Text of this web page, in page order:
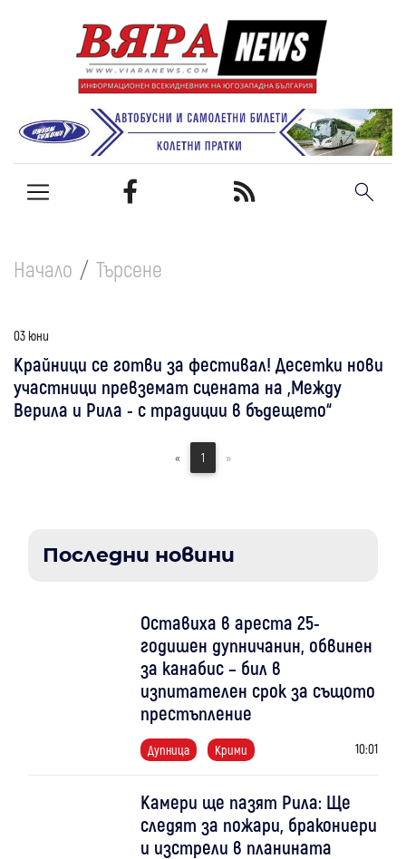
Начало Търсене
03 юни
Крайници се готви за фестивал! Десетки нови
участници превземат сцената на „Между
Верила и Рила - с традиции в бъдещето“
« 1 »
Последни новини
Оставиха в ареста 25-
годишен дупничанин, обвинен
за канабис – бил в
изпитателен срок за същото
престъпление
Дупница Крими 10:01
Камери ще пазят Рила: Ще
следят за пожари, бракониери
и изстрели в планината